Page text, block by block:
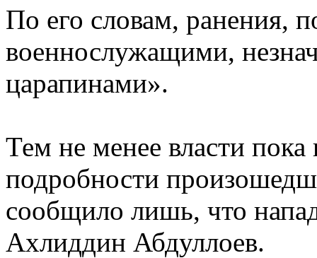
По его словам, ранения,
военнослужащими,
царапинами».
Тем не менее власти
подробности
сообщило лишь, что
Ахлиддин Абдуллоев.